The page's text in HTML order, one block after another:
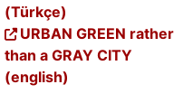
(Türkçe)
URBAN GREEN rather
than a GRAY CITY
(english)